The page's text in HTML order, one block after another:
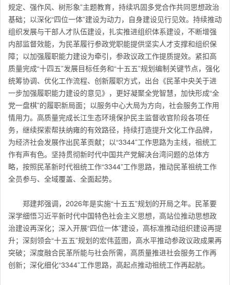
规定、强作风、树形象”主题教育，持续巩固多党合作共同思想政治
基础；以深化“四位一体”建设为动力，自身建设见行见效。持续推动
组织发展与干部人才队伍建设，扎实推进组织体系建设，不断增强
内部监督效能，为民革履行参政党职能提供坚实人才支撑和组织保
障；以加强履职能力建设为牵引，参政议政工作提质提效。紧扣高
质量完成“十四五”发展目标任务和“十五五”规划编制关键节点，强化
统筹协调、优化工作流程、创新履职方式，出台《民革中央关于进
一步加强履职能力建设的意见》，更好凝聚全党智慧，加快形成“全
党一盘棋”的履职新局面；以服务中心大局为方向，社会服务工作用
情用力。高质量完成长江生态环境保护民主监督收官阶段各项任
务，继续探索帮扶纳雍的有效路径，持续打造提升文化工作品牌，
为经济社会发展作出民革贡献；以“3344”工作思路为主线，祖统工
作有声有色。坚持贯彻新时代中国共产党解决台湾问题的总体方
略，按照民革新时代祖统工作“3344”工作思路，推动民革祖统工作
全员参与、全域覆盖、全面起势。
郑建邦强调，2026年是实施“十五五”规划的开局之年。民革要
深学细悟习近平新时代中国特色社会主义思想，高站位推动思想政
治建设再深化；深入开展“四位一体”建设，高标准推动组织建设再提
升；深刻领会“十五五”规划的宏伟蓝图，高水平推动参政议政成果再
突破；深度融合民革所能与社会所需，高质量推进社会服务工作再
创新；深化细化“3344”工作思路，高起点推动祖统工作再起航。